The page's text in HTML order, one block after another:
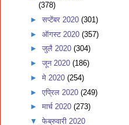
(378)
► सप्टेंबर 2020 (301)
► ऑगस्ट 2020 (357)
► जुलै 2020 (304)
► जून 2020 (186)
► मे 2020 (254)
► एप्रिल 2020 (249)
► मार्च 2020 (273)
▼ फेब्रुवारी 2020